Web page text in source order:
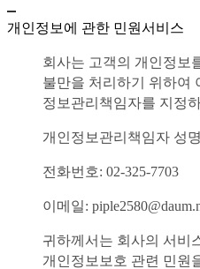
개인정보에 관한 민원서비스
회사는 고객의 개인정보
불만을 처리하기 위하여
정보관리책임자를 지정
개인정보관리책임자 성
전화번호: 02-325-7703
이메일:
귀하께서는 회사의 서비
개인정보보호 관련 민원